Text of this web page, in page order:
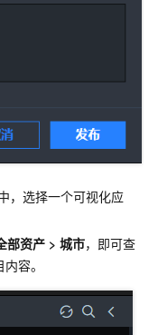
，选择一个可视化应
部资产 > 城市，即可查
容。